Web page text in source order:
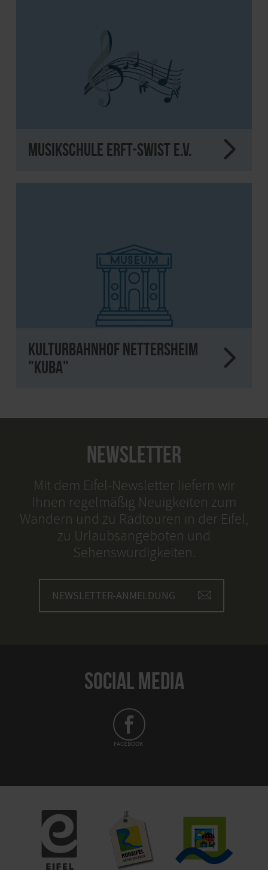
Musikschule Erft-Swist e.V.
Kulturbahnhof Nettersheim
"kuba"
NEWSLETTER
Mit dem Eifel-Newsletter liefern wir
Ihnen regelmäßig Neuigkeiten zum
Wandern und zu Radtouren in der Eifel,
zu Urlaubsangeboten und
Sehenswürdigkeiten.
NEWSLETTER-ANMELDUNG
SOCIAL MEDIA
FACEBOOK